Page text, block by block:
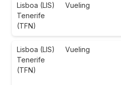
Lisboa (LIS)
Tenerife
(TFN)
Vueling
Lisboa (LIS)
Tenerife
(TFN)
Vueling